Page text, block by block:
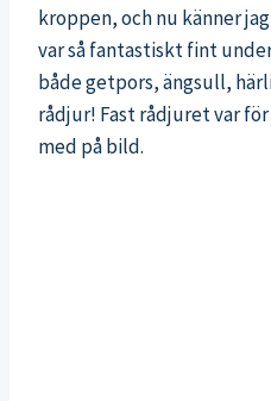
kroppen, och nu känner
var så fantastiskt fint
både getpors, ängsull,
rådjur! Fast rådjuret var
med på bild.